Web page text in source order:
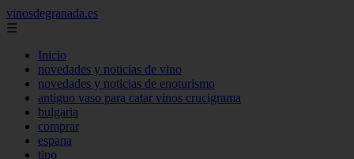
vinosdegranada.es
☰
Inicio
novedades y noticias de vino
novedades y noticias de enoturismo
antiguo vaso para catar vinos crucigrama
bulgaria
comprar
espana
tipo